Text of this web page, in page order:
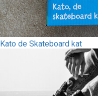
Kato de Skateboard kat